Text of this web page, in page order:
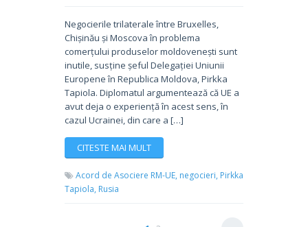
Negocierile trilaterale între Bruxelles,
Chișinău și Moscova în problema
comerțului produselor moldovenești sunt
inutile, susține șeful Delegației Uniunii
Europene în Republica Moldova, Pirkka
Tapiola. Diplomatul argumentează că UE a
avut deja o experiență în acest sens, în
cazul Ucrainei, din care a […]
CITESTE MAI MULT
Acord de Asociere RM-UE, negocieri, Pirkka
Tapiola, Rusia